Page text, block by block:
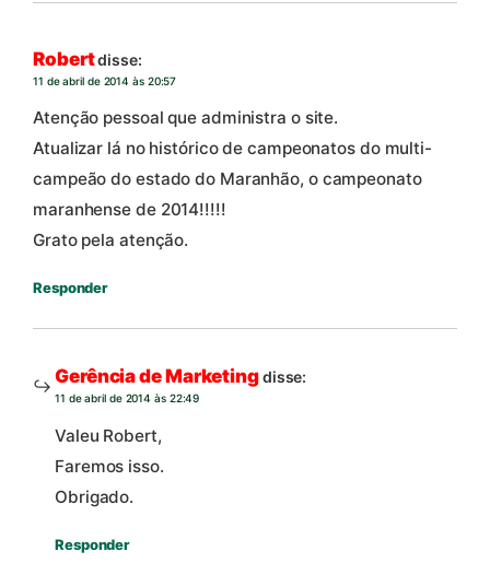
Robertdisse:
11 de abril de 2014 às 20:57
Atenção pessoal que administra o site.
Atualizar lá no histórico de campeonatos do multi-
campeão do estado do Maranhão, o campeonato
maranhense de 2014!!!!!
Grato pela atenção.
Responder
Gerência de Marketingdisse:
11 de abril de 2014 às 22:49
Valeu Robert,
Faremos isso.
Obrigado.
Responder